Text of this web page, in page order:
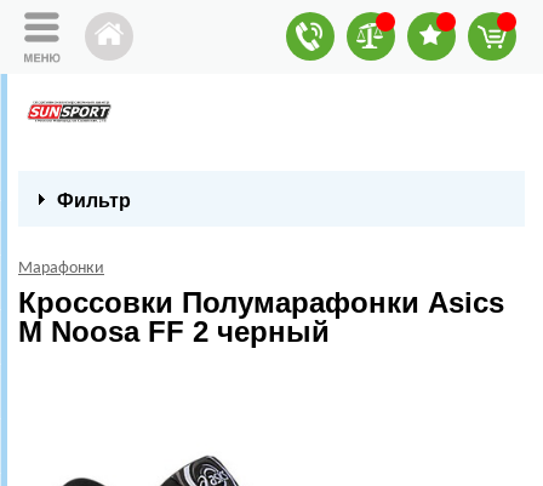
Фильтр
Марафонки
Кроссовки Полумарафонки Asics
M Noosa FF 2 черный